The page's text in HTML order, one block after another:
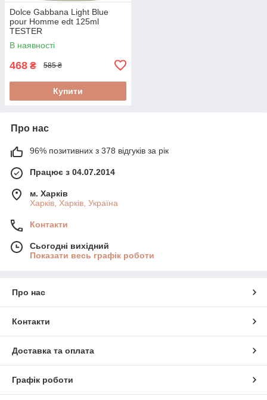
Dolce Gabbana Light Blue
pour Homme edt 125ml
TESTER
В наявності
468 ₴ 585 ₴
Купити
Про нас
96% позитивних з 378 відгуків за рік
Працює з 04.07.2014
м. Харків
Харків, Харків, Україна
Контакти
Сьогодні вихідний
Показати весь графік роботи
Про нас
Контакти
Доставка та оплата
Графік роботи